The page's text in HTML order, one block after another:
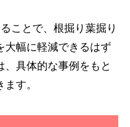
ことで、根掘り葉掘り
大幅に軽減できるはず
具体的な事例をもと
す。